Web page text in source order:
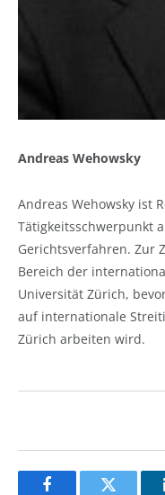
Andreas Wehowsky
Andreas Wehowsky ist
Tätigkeitsschwerpunkt
Gerichtsverfahren. Zur
Bereich der
Universität Zürich,
auf internationale
Zürich arbeiten wird.